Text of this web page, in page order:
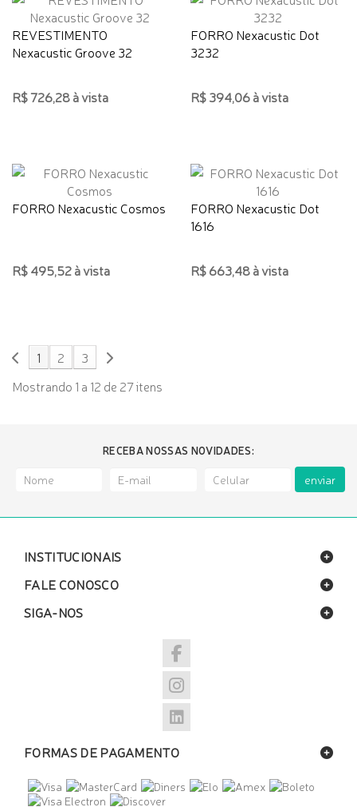
REVESTIMENTO
Nexacustic Groove 32
R$ 726,28 à vista
FORRO Nexacustic Dot
3232
R$ 394,06 à vista
FORRO Nexacustic Cosmos
R$ 495,52 à vista
FORRO Nexacustic Dot
1616
R$ 663,48 à vista
1 2
3
Mostrando 1 a 12 de 27 itens
RECEBA NOSSAS NOVIDADES:
enviar
INSTITUCIONAIS
FALE CONOSCO
SIGA-NOS
FORMAS DE PAGAMENTO